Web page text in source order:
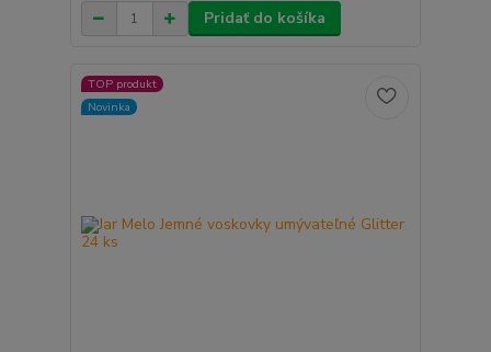
Pridať do košíka
TOP produkt
Novinka